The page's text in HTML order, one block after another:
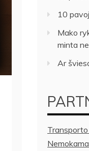
10
Mako
minta
Ar